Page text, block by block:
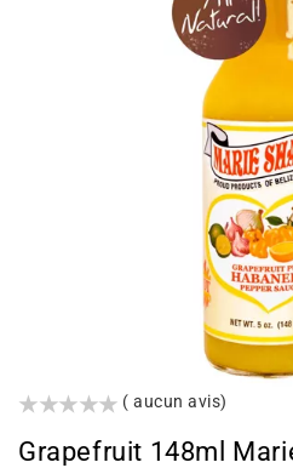
()
( aucun avis)
Grapefruit 148ml